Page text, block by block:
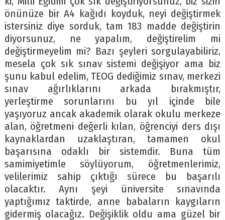
önünüze bir A4 kağıdı koyduk, neyi değiştirmek
istersiniz diye sorduk, tam 183 madde değiştirin
diyorsunuz, ne yapalım, değiştirelim mi
değiştirmeyelim mi? Bazı şeyleri sorgulayabiliriz,
mesela çok sık sınav sistemi değişiyor ama biz
şunu kabul edelim, TEOG dediğimiz sınav, merkezi
sınav ağırlıklarını arkada bırakmıştır,
yerleştirme sorunlarını bu yıl içinde bile
yaşıyoruz ancak akademik olarak okulu merkeze
alan, öğretmeni değerli kılan, öğrenciyi ders dışı
kaynaklardan uzaklaştıran, tamamen okul
başarısına odaklı bir sistemdir. Buna tüm
samimiyetimle söylüyorum, öğretmenlerimiz,
velilerimiz sahip çıktığı sürece bu başarılı
olacaktır. Aynı şeyi üniversite sınavında
yaptığımız taktirde, anne babaların kaygıların
gidermiş olacağız. Değişiklik oldu ama güzel bir